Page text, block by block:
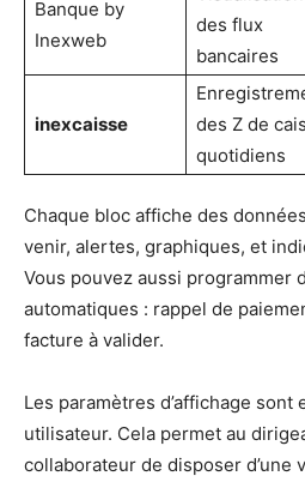
Banque by
Inexweb
des flux
bancaires
inexcaisse
des Z de
quotidiens
Chaque bloc affiche des
venir, alertes, graphiques, et
Vous pouvez aussi programmer
automatiques : rappel de
facture à valider.
Les paramètres d’affichage
utilisateur. Cela permet au
collaborateur de disposer d’une